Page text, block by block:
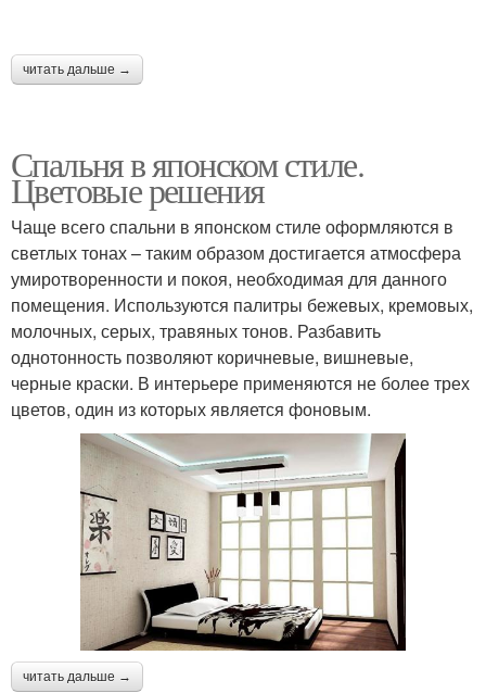
читать дальше →
Спальня в японском стиле.
Цветовые решения
Чаще всего спальни в японском стиле оформляются в
светлых тонах – таким образом достигается атмосфера
умиротворенности и покоя, необходимая для данного
помещения. Используются палитры бежевых, кремовых,
молочных, серых, травяных тонов. Разбавить
однотонность позволяют коричневые, вишневые,
черные краски. В интерьере применяются не более трех
цветов, один из которых является фоновым.
читать дальше →